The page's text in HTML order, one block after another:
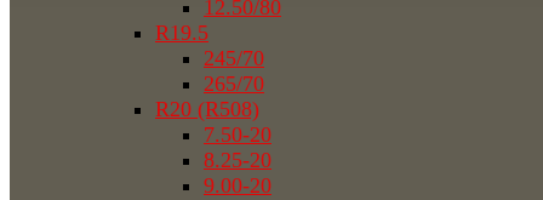
12.50/80
R19.5
245/70
265/70
R20 (R508)
7.50-20
8.25-20
9.00-20